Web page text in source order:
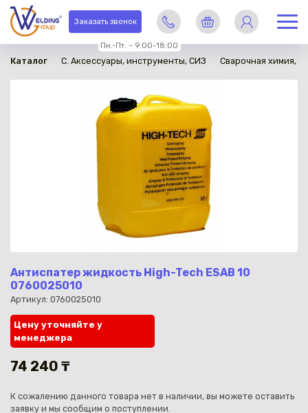
Заказать звонок
Пн.-Пт. – 9:00-18:00
Каз
Каталог C. Аксессуары, инструменты, СИЗ Сварочная химия,
Антиспатер жидкость High-Tech ESAB 10
0760025010
Артикул: 0760025010
в наличии
Цену уточняйте у
менеджера
74 240 ₸
К сожалению данного товара нет в наличии, вы можете оставить
заявку и мы сообщим о поступлении.